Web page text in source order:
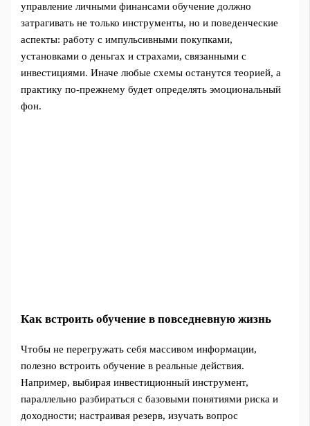
управление личными финансами обучение должно
затрагивать не только инструменты, но и поведенческие
аспекты: работу с импульсивными покупками,
установками о деньгах и страхами, связанными с
инвестициями. Иначе любые схемы останутся теорией, а
практику по-прежнему будет определять эмоциональный
фон.
Как встроить обучение в повседневную жизнь
Чтобы не перегружать себя массивом информации,
полезно встроить обучение в реальные действия.
Например, выбирая инвестиционный инструмент,
параллельно разбираться с базовыми понятиями риска и
доходности; настраивая резерв, изучать вопрос